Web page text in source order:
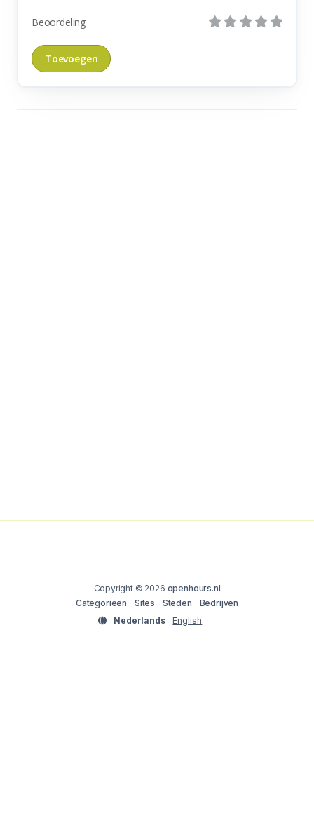
Beoordeling
Copyright © 2026 openhours.nl
Categorieën
Sites Steden
Bedrijven
Nederlands
English